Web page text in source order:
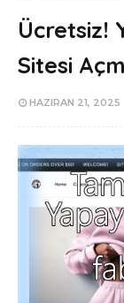
Ücretsiz!
Sitesi
HAZIRAN 21, 2025